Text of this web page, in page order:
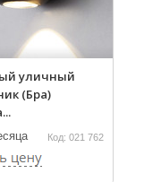
уличный
(Бра)
Код: 021 762